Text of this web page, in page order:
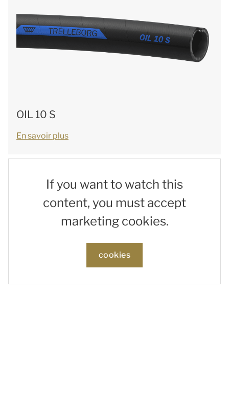
OIL 10 S
En savoir plus
If you want to watch this
content, you must accept
marketing cookies.
cookies